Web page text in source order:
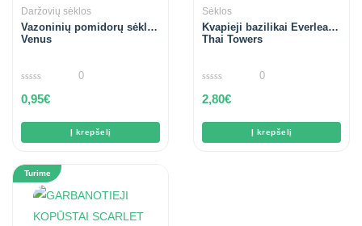
Daržovių sėklos
Vazoninių pomidorų sėklos
Venus
out
5
0
0,95€
Į krepšelį
Sėklos
Kvapieji bazilikai Everleaf
Thai Towers
out
5
0
2,80€
Į krepšelį
Turime